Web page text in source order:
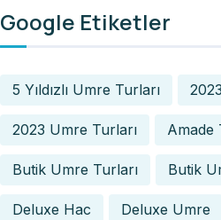
Google Etiketler
5 Yıldızlı Umre Turları
2023 Umre Turları Amade
Butik Umre Turları Butik
Deluxe Hac Deluxe Umre